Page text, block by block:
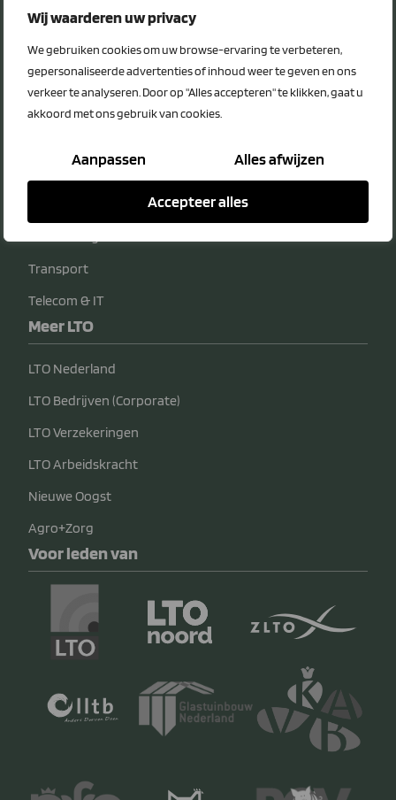
Wij waarderen uw privacy
We gebruiken cookies om uw browse-ervaring te verbeteren,
gepersonaliseerde advertenties of inhoud weer te geven en ons
verkeer te analyseren. Door op "Alles accepteren" te klikken, gaat u
akkoord met ons gebruik van cookies.
Aanpassen Alles afwijzen
Accepteer alles
Privacy Statement
Voordeelcategorieën
Energie
Transport
Telecom & IT
Meer LTO
LTO Nederland
LTO Bedrijven (Corporate)
LTO Verzekeringen
LTO Arbeidskracht
Nieuwe Oogst
Agro+Zorg
Voor leden van